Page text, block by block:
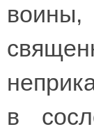
воины,
в